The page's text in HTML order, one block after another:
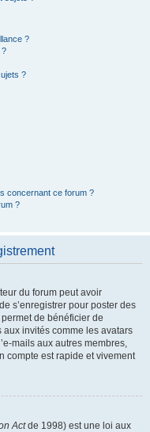
?
?
?
concernant ce forum ?
?
du forum peut avoir
s’enregistrer pour poster des
de bénéficier de
invités comme les avatars
mails aux autres membres,
compte est rapide et vivement
Actde 1998) est une loi aux